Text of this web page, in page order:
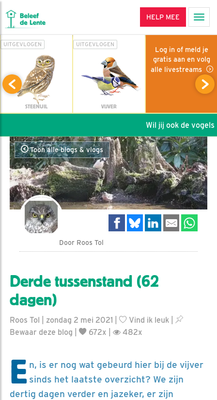
HELP MEE
UITGEVLOGEN
STEENUIL
UITGEVLOGEN
VIJVER
Log in of meld je
gratis aan en volg
alle livestreams
Wil jij ook de vogels
Toon alle blogs & vlogs
Door Roos Tol
Derde tussenstand (62
dagen)
Roos Tol | zondag 2 mei 2021 | Vind ik leuk
Bewaar deze blog
672x | 482x
E n, is er nog wat gebeurd hier bij de vijver
sinds het laatste overzicht? We zijn
dertig dagen verder en jazeker, er zijn